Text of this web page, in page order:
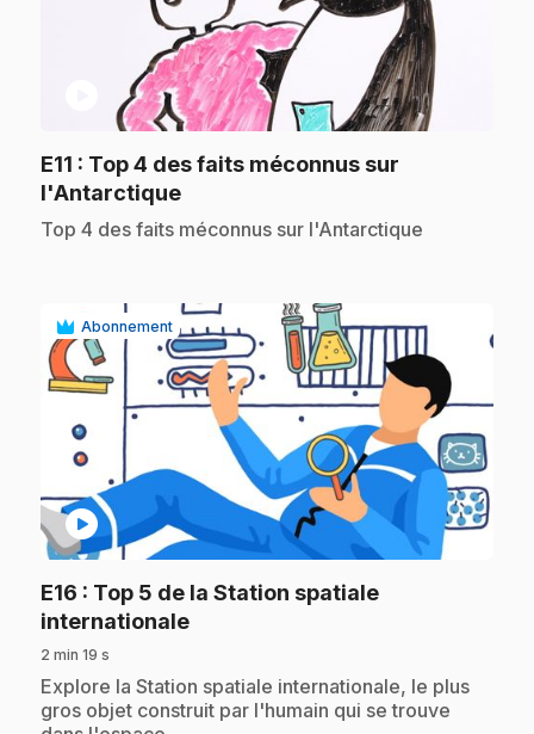
E11 : Top 4 des faits méconnus sur
l'Antarctique.
.Top 4 des faits méconnus sur l'Antarctique
Abonnement
play_circle
E16 : Top 5 de la Station spatiale
internationale.
2 min 19 s
.Explore la Station spatiale internationale, le plus
gros objet construit par l'humain qui se trouve